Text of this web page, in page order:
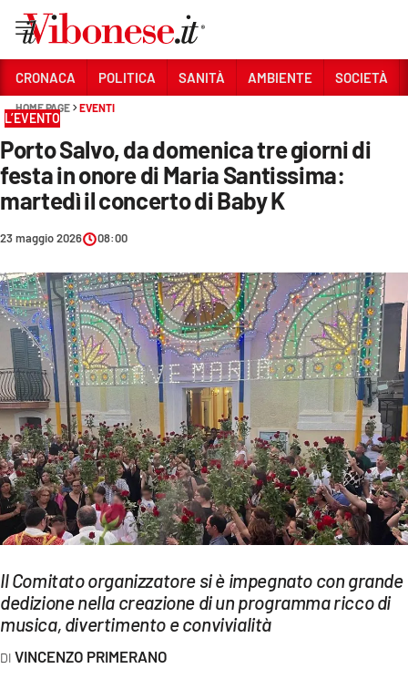
Sezioni
CRONACA
POLITICA
SOCIETÀ
CULTURA
ECONOMIA E LAVORO
EVENTI
SPORT
Streaming
LAC TV
LAC NETWORK
LAC ONAIR
CRONACA POLITICA SANITÀ AMBIENTE SOCIETÀ
HOME PAGE EVENTI
L’EVENTO
Porto Salvo, da domenica tre giorni di
festa in onore di Maria Santissima:
martedì il concerto di Baby K
23 maggio 2026 08:00
Il Comitato organizzatore si è impegnato con grande
dedizione nella creazione di un programma ricco di
musica, divertimento e convivialità
VINCENZO PRIMERANO